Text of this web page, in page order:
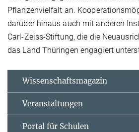
Pflanzenvielfalt an.
darüber hinaus auch mit anderen
Carl-Zeiss-Stiftung, die die
das Land Thüringen engagiert
Wissenschaftsmagazin
Veranstaltungen
Portal für Schulen